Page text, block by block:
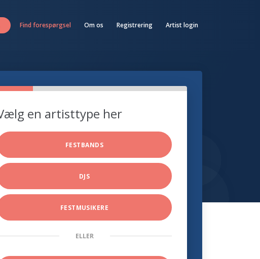
Find forespørgsel Om os Registrering Artist login
en artisttype her
FESTBANDS
DJS
FESTMUSIKERE
ELLER